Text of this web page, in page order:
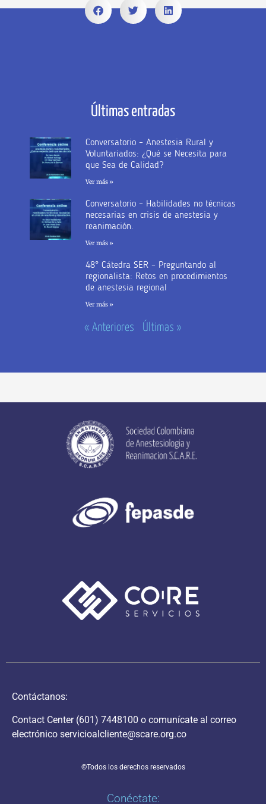
Últimas entradas
Conversatorio – Anestesia Rural y
Voluntariados: ¿Qué se Necesita para
que Sea de Calidad?
Ver más »
Conversatorio – Habilidades no técnicas
necesarias en crisis de anestesia y
reanimación.
Ver más »
48° Cátedra SER – Preguntando al
regionalista: Retos en procedimientos
de anestesia regional
Ver más »
« Anteriores Últimas »
Contáctanos:
Contact Center (601) 7448100 o comunícate al correo
electrónico servicioalcliente@scare.org.co
©Todos los derechos reservados
Conéctate: